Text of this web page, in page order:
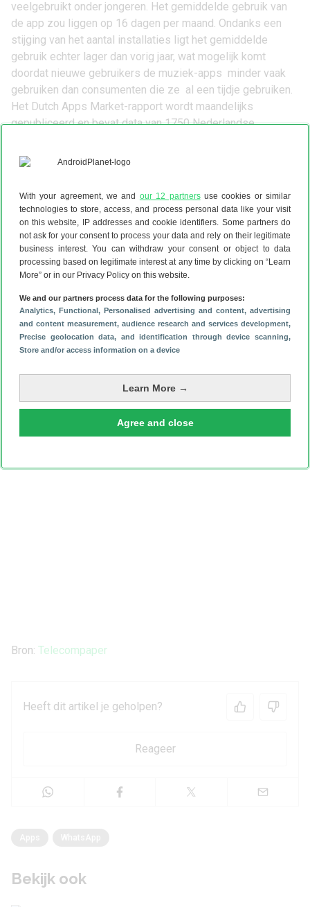
With your agreement, we and our 12 partnersuse cookies or similar
technologies to store, access, and process personal data like your visit
on this website, IP addresses and cookie identifiers. Some partners do
not ask for your consent to process your data and rely on their legitimate
business interest. You can withdraw your consent or object to data
processing based on legitimate interest at any time by clicking on “Learn
More” or in our Privacy Policy on this website.
We and our partners process data for the following purposes:
Analytics, Functional, Personalised advertising and content, advertising
and content measurement, audience research and services development,
Precise geolocation data, and identification through device scanning,
Store and/or access information on a device
Learn More →
Agree and close
veelgebruikt onder jongeren. Het gemiddelde gebruik van
de app zou liggen op 16 dagen per maand. Ondanks een
stijging van het aantal installaties ligt het gemiddelde
gebruik echter lager dan vorig jaar, wat mogelijk komt
doordat nieuwe gebruikers de muziek-apps minder vaak
gebruiken dan consumenten die ze al een tijdje gebruiken.
Het Dutch Apps Market-rapport wordt maandelijks
gepubliceerd en bevat data van 1750 Nederlandse
Consumer Panel.
niet (8-8)
Deze updates maken je WhatsApp-groepen veel beter (6-8)
Zo wordt WhatsApp Web in één keer véél beter (29-7)
WhatsApp werkt beter in Android Auto: dit komt eraan
WhatsApp rolt deze handige chatfuncties uit naar Wear OS
Bron: Telecompaper
Heeft dit artikel je geholpen?
Reageer
Bekijk ook